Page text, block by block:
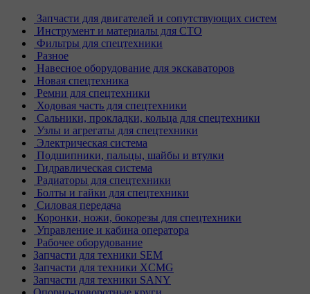
Запчасти для двигателей и сопутствующих систем
Инструмент и материалы для СТО
Фильтры для спецтехники
Разное
Навесное оборудование для экскаваторов
Новая спецтехника
Ремни для спецтехники
Ходовая часть для спецтехники
Сальники, прокладки, кольца для спецтехники
Узлы и агрегаты для спецтехники
Электрическая система
Подшипники, пальцы, шайбы и втулки
Гидравлическая система
Радиаторы для спецтехники
Болты и гайки для спецтехники
Силовая передача
Коронки, ножи, бокорезы для спецтехники
Управление и кабина оператора
Рабочее оборудование
Запчасти для техники SEM
Запчасти для техники XCMG
Запчасти для техники SANY